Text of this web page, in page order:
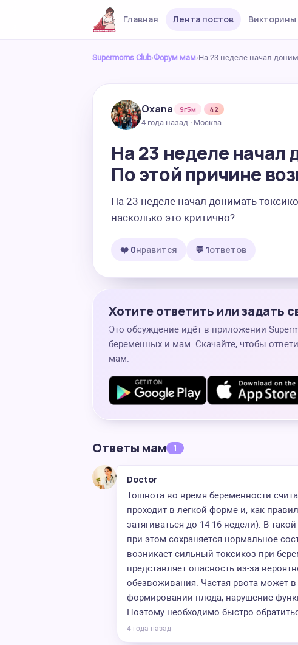
Главная Лента постов Викторины
Supermoms Club›Форум мам›На 23 неделе начал
Oxana 9г5м
42
4 года назад · Москва
На 23 неделе начал
По этой причине
На 23 неделе начал донимать
насколько это критично?
❤️ 0нравится 💬 1ответов
Хотите ответить или задать
Это обсуждение идёт в приложении
беременных и мам. Скачайте, чтобы
мам.
Ответы мам 1
Doctor
Тошнота во время беременности
проходит в легкой форме и, как
затягиваться до 14-16 недели). В
при этом сохраняется нормальное
возникает сильный токсикоз при
представляет опасность из-за
обезвоживания. Частая рвота может
формировании плода, нарушение
Поэтому необходимо быстро
4 года назад